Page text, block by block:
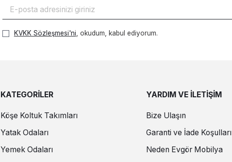
KVKK Sözleşmesi'ni , okudum, kabul ediyorum.
KATEGORİLER
Köşe Koltuk Takımları
Yatak Odaları
Yemek Odaları
YARDIM VE İLETİŞİM
Bize Ulaşın
Garanti ve İade Koşulları
Neden Evgör Mobilya